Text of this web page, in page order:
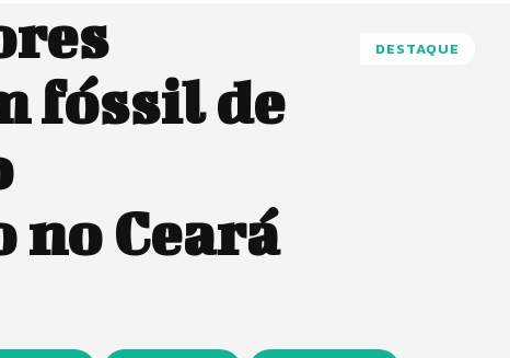
fóssil de
Ceará
DESTAQUE